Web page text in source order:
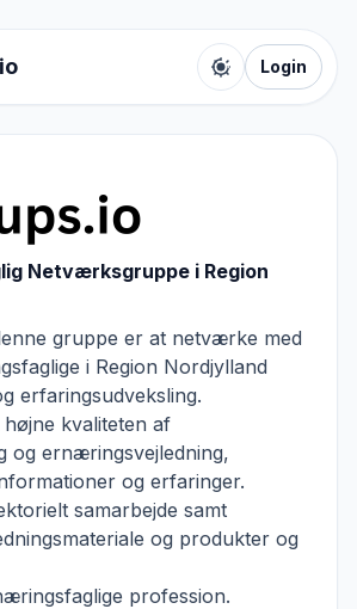
Toggle color
Login
Netværksgruppe i Region
gruppe er at netværke med
i Region Nordjylland
erfaringsudveksling.
kvaliteten af
og ernæringsvejledning,
og erfaringer.
samarbejde samt
og produkter og
profession.